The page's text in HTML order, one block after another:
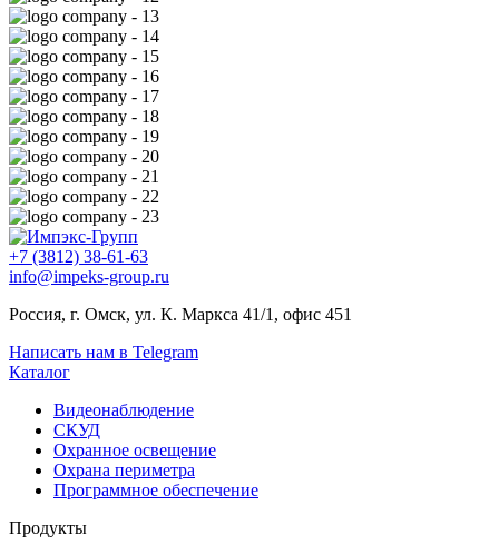
+7 (3812) 38-61-63
info@impeks-group.ru
Россия, г. Омск, ул. К. Маркса 41/1, офис 451
Написать нам в Telegram
Каталог
Видеонаблюдение
СКУД
Охранное освещение
Охрана периметра
Программное обеспечение
Продукты